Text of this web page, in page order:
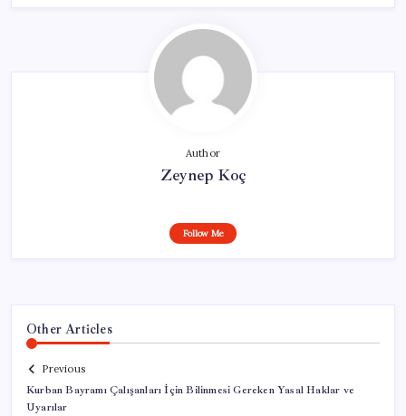
Author
Zeynep Koç
Follow Me
Other Articles
Previous
Kurban Bayramı Çalışanları İçin Bilinmesi Gereken Yasal Haklar ve
Uyarılar